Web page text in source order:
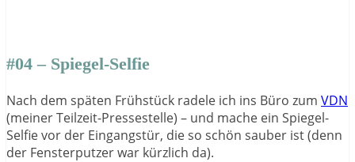
#04 – Spiegel-Selfie
Nach dem späten Frühstück radele ich ins Büro zum VDN
(meiner Teilzeit-Pressestelle) – und mache ein Spiegel-
Selfie vor der Eingangstür, die so schön sauber ist (denn
der Fensterputzer war kürzlich da).